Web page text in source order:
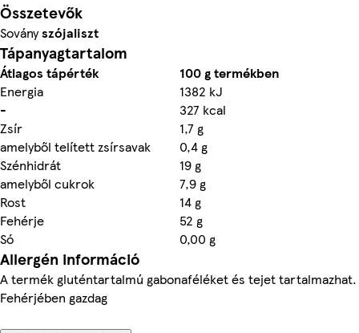
Összetevők
Soványszójaliszt
Tápanyagtartalom
Átlagos tápérték
100 g termékben
Energia
1382 kJ
-
327 kcal
Zsír
1,7 g
amelyből telített zsírsavak
0,4 g
Szénhidrát
19 g
amelyből cukrok
7,9 g
Rost
14 g
Fehérje
52 g
Só
0,00 g
Allergén információ
A termék gluténtartalmú gabonaféléket és tejet tartalmazhat.
Fehérjében gazdag